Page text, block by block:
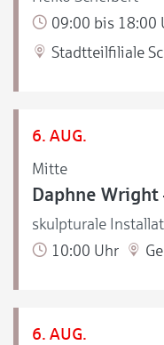
09:00 bis 18:00
Stadtteilfiliale
6. AUG.
Mitte
Daphne
skulpturale
10:00 Uhr
6. AUG.